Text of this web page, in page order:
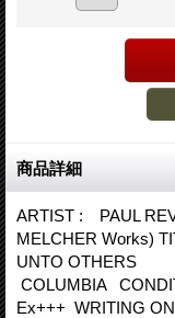
商品詳細
ARTIST : PAUL
MELCHER Works)
UNTO OTHERS
COLUMBIA
Ex+++ WRITING